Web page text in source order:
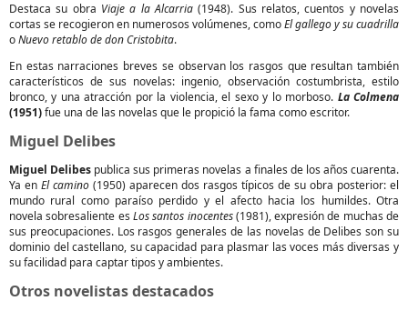
Destaca su obra Viaje a la Alcarria (1948). Sus relatos, cuentos y novelas
cortas se recogieron en numerosos volúmenes, comoEl gallego y su cuadrilla
oNuevo retablo de don Cristobita.
En estas narraciones breves se observan los rasgos que resultan también
característicos de sus novelas: ingenio, observación costumbrista, estilo
bronco, y una atracción por la violencia, el sexo y lo morboso. La Colmena
(1951)fue una de las novelas que le propició la fama como escritor.
Miguel Delibes
Miguel Delibes publica sus primeras novelas a finales de los años cuarenta.
Ya en El camino (1950) aparecen dos rasgos típicos de su obra posterior: el
mundo rural como paraíso perdido y el afecto hacia los humildes. Otra
novela sobresaliente es Los santos inocentes(1981), expresión de muchas de
sus preocupaciones. Los rasgos generales de las novelas de Delibes son su
dominio del castellano, su capacidad para plasmar las voces más diversas y
su facilidad para captar tipos y ambientes.
Otros novelistas destacados